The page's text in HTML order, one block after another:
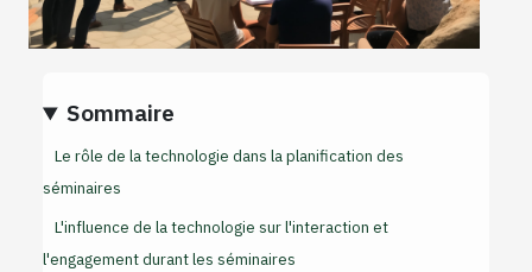
Sommaire
Le rôle de la technologie dans la planification des
séminaires
L'influence de la technologie sur l'interaction et
l'engagement durant les séminaires